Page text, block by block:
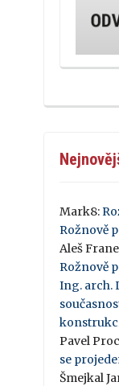
Mark8:
Rožnově
Aleš
Rožnově
Ing. arch.
Pavel
se
Šmejkal